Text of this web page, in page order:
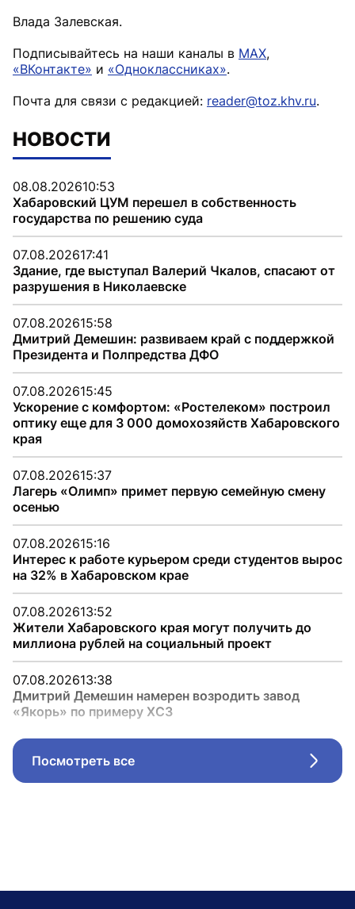
Влада Залевская.
Подписывайтесь на наши каналы в MAX,
«ВКонтакте» и «Одноклассниках».
Почта для связи с редакцией: reader@toz.khv.ru.
НОВОСТИ
08.08.202610:53
Хабаровский ЦУМ перешел в собственность
государства по решению суда
07.08.202617:41
Здание, где выступал Валерий Чкалов, спасают от
разрушения в Николаевске
07.08.202615:58
Дмитрий Демешин: развиваем край с поддержкой
Президента и Полпредства ДФО
07.08.202615:45
Ускорение с комфортом: «Ростелеком» построил
оптику еще для 3 000 домохозяйств Хабаровского
края
07.08.202615:37
Лагерь «Олимп» примет первую семейную смену
осенью
07.08.202615:16
Интерес к работе курьером среди студентов вырос
на 32% в Хабаровском крае
07.08.202613:52
Жители Хабаровского края могут получить до
миллиона рублей на социальный проект
07.08.202613:38
Дмитрий Демешин намерен возродить завод
«Якорь» по примеру ХСЗ
Посмотреть все